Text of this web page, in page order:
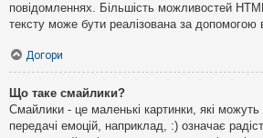
повідомленнях. Більшість можливостей
тексту може бути реалізована за допомогою
Догори
Що таке смайлики?
Смайлики - це маленькі картинки, які можуть
передачі емоцій, наприклад, :) означає